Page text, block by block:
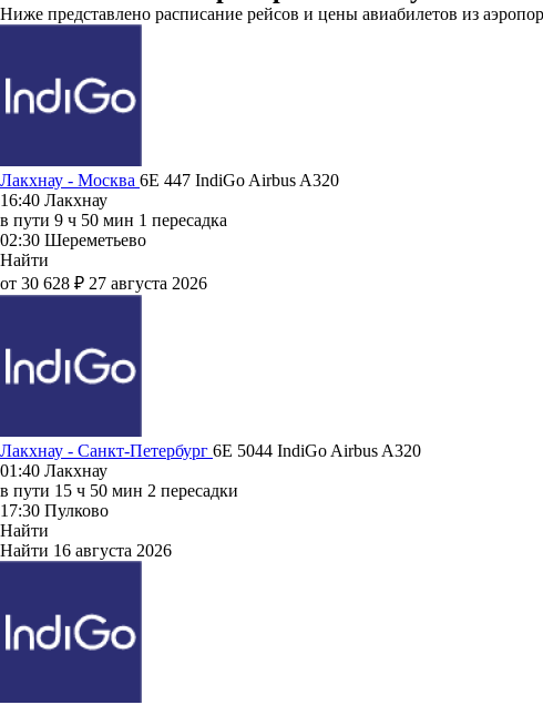
Ниже представлено расписание рейсов и цены авиабилетов из
Лакхнау - Москва 6E 447 IndiGo Airbus A320
16:40 Лакхнау
в пути 9 ч 50 мин 1 пересадка
02:30 Шереметьево
Найти
от 30 628 ₽ 27 августа 2026
Лакхнау - Санкт-Петербург 6E 5044 IndiGo Airbus A320
01:40 Лакхнау
в пути 15 ч 50 мин 2 пересадки
17:30 Пулково
Найти
Найти 16 августа 2026